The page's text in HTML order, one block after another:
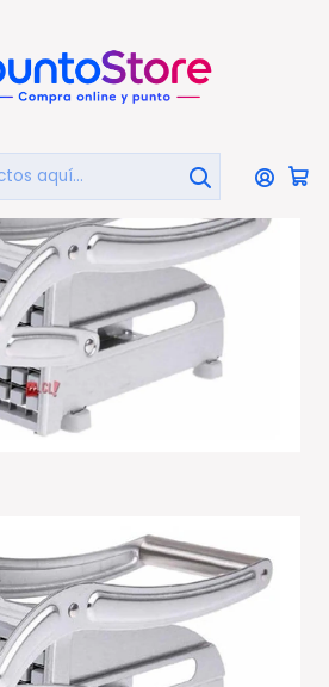
Utensilios De Cocina
Papas Fritas Acero Inoxidable - Ps